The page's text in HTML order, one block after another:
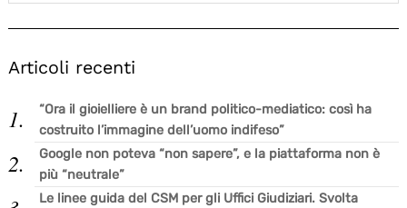
Articoli recenti
“Ora il gioielliere è un brand politico-mediatico: così ha
costruito l’immagine dell’uomo indifeso”
Google non poteva “non sapere”, e la piattaforma non è
più “neutrale”
Le linee guida del CSM per gli Uffici Giudiziari. Svolta